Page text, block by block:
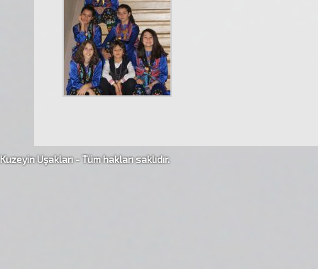
Kuzeyin Uşakları - Tüm hakları saklıdır.